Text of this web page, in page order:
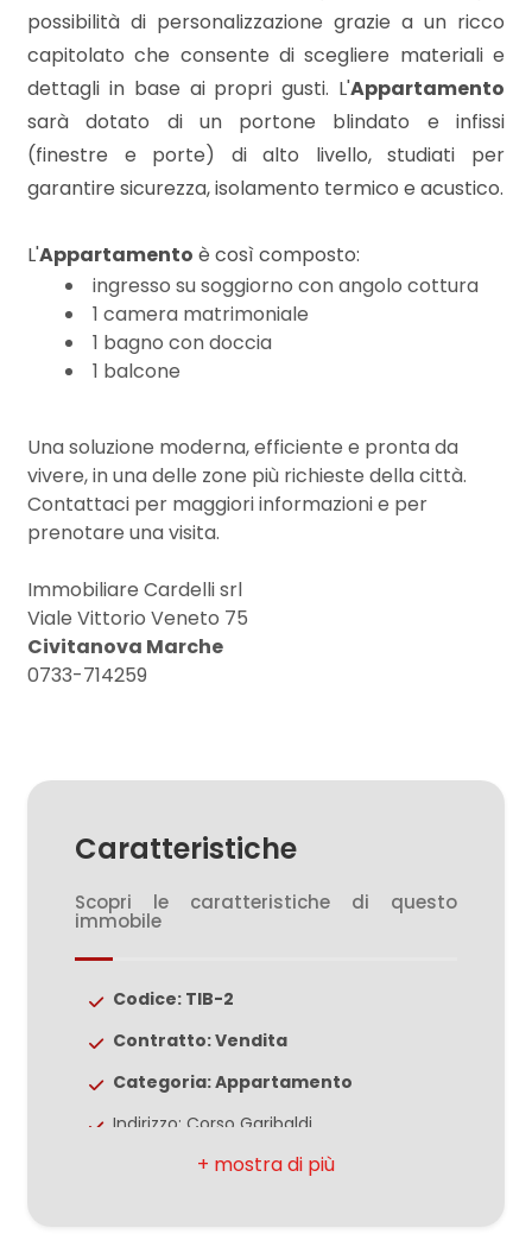
possibilità di personalizzazione grazie a un ricco
capitolato che consente di scegliere materiali e
dettagli in base ai propri gusti. L'Appartamento
sarà dotato di un portone blindato e infissi
(finestre e porte) di alto livello, studiati per
garantire sicurezza, isolamento termico e acustico.
L'Appartamento è così composto:
ingresso su soggiorno con angolo cottura
1 camera matrimoniale
1 bagno con doccia
1 balcone
Una soluzione moderna, efficiente e pronta da
vivere, in una delle zone più richieste della città.
Contattaci per maggiori informazioni e per
prenotare una visita.
Immobiliare Cardelli srl
Viale Vittorio Veneto 75
Civitanova Marche
0733-714259
Caratteristiche
Scopri le caratteristiche di questo
immobile
Codice: TIB-2
Contratto: Vendita
Categoria: Appartamento
Indirizzo: Corso Garibaldi
CAP: 62012
1
5+
Bagni
minimi
1
minime
1